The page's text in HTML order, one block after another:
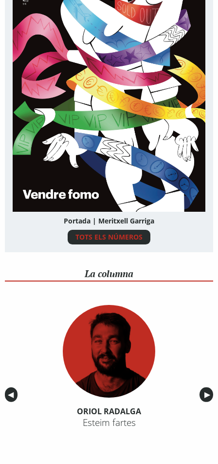
Portada | Meritxell Garriga
TOTS ELS NÚMEROS
La columna
Anterior
◀︎ ▶︎
ORIOL RADALGA
Esteim fartes